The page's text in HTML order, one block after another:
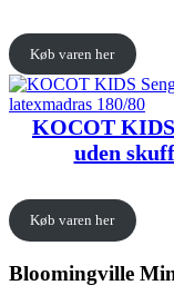
Køb varen her
KOCOT
uden
Køb varen her
Bloomingville